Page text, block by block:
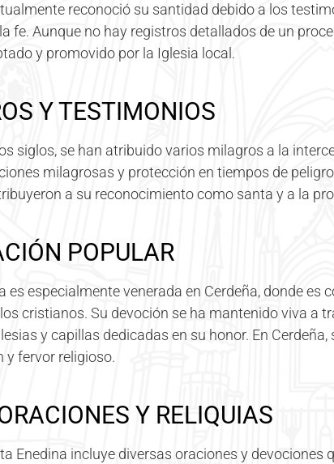
reconoció su santidad debido a los
fe. Aunque no hay registros detallados de un
y promovido por la Iglesia local.
Y TESTIMONIOS
siglos, se han atribuido varios milagros a la
milagrosas y protección en tiempos de
a su reconocimiento como santa y a la
POPULAR
es especialmente venerada en Cerdeña, donde es
cristianos. Su devoción se ha mantenido viva a
y capillas dedicadas en su honor. En
y fervor religioso.
Y RELIQUIAS
Enedina incluye diversas oraciones y devociones